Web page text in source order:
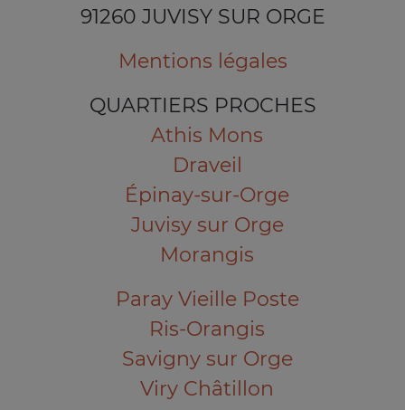
91260 JUVISY SUR ORGE
Mentions légales
QUARTIERS PROCHES
Athis Mons
Draveil
Épinay-sur-Orge
Juvisy sur Orge
Morangis
Paray Vieille Poste
Ris-Orangis
Savigny sur Orge
Viry Châtillon